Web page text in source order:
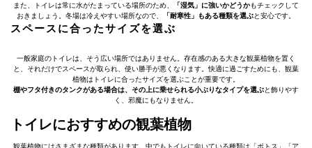
また、トイレは常に水がたまっている場所のため、
「湿気」に強いかどうかもチェックして
おきましょう。冬場は冷えやすい場所なので、
「耐寒性」もある種類を選ぶと安心です。
スペースに合ったサイズを選ぶ
一般家庭のトイレは、そう広い場所ではありません。存在感のある大きな観葉植物を置く
と、それだけでスペースが取られ、使い勝手が悪くなります。快適に過ごすためにも、観葉
植物はトイレに合ったサイズを選ぶことが重要です。
棚やフタ付きのタンクがある場合は、その上に乗せられる小ぶりなタイプを選ぶと飾りやす
く、邪魔にもなりません。
トイレにおすすめの観葉植物
観葉植物にはさまざまな種類があります。中でもトイレに向いている種類は「ポトス」「ア